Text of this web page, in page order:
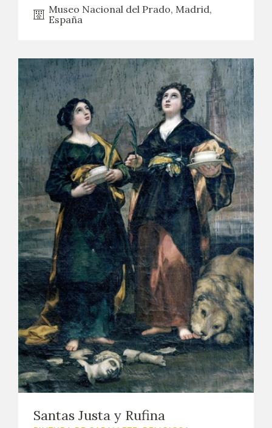
Museo Nacional del Prado, Madrid,
España
Santas Justa y Rufina